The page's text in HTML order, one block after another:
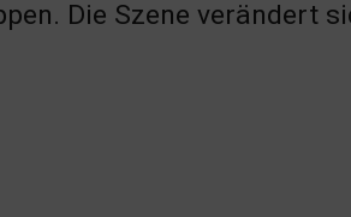
Die Szene verändert